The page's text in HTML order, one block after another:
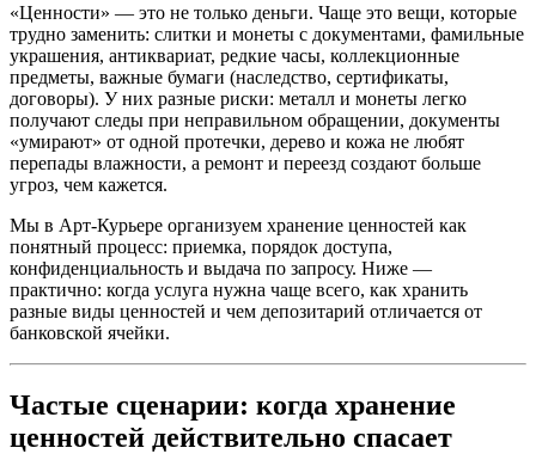
«Ценности» — это не только деньги. Чаще это вещи, которые
трудно заменить: слитки и монеты с документами, фамильные
украшения, антиквариат, редкие часы, коллекционные
предметы, важные бумаги (наследство, сертификаты,
договоры). У них разные риски: металл и монеты легко
получают следы при неправильном обращении, документы
«умирают» от одной протечки, дерево и кожа не любят
перепады влажности, а ремонт и переезд создают больше
угроз, чем кажется.
Мы в Арт-Курьере организуем хранение ценностей как
понятный процесс: приемка, порядок доступа,
конфиденциальность и выдача по запросу. Ниже —
практично: когда услуга нужна чаще всего, как хранить
разные виды ценностей и чем депозитарий отличается от
банковской ячейки.
Частые сценарии: когда хранение
ценностей действительно спасает